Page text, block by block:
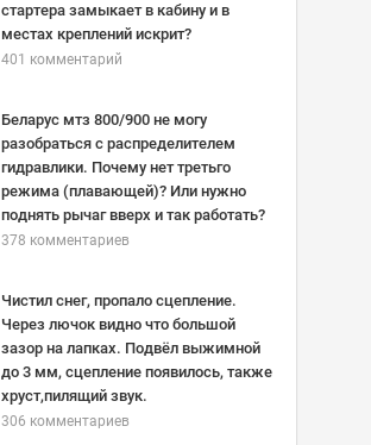
стартера замыкает в кабину и в
местах креплений искрит?
401 комментарий
Беларус мтз 800/900 не могу
разобраться с распределителем
гидравлики. Почему нет третьго
режима (плавающей)? Или нужно
поднять рычаг вверх и так работать?
378 комментариев
Чистил снег, пропало сцепление.
Через лючок видно что большой
зазор на лапках. Подвёл выжимной
до 3 мм, сцепление появилось, также
хруст,пилящий звук.
306 комментариев